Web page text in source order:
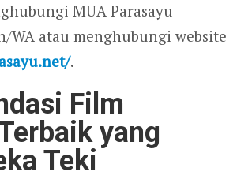
MUA Parasayu
WA atau menghubungi website
.
Film
yang
Teki